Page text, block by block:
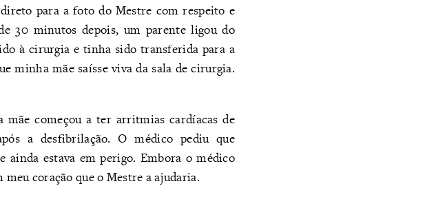
para a foto do Mestre com respeito e
30 minutos depois, um parente ligou do
à cirurgia e tinha sido transferida para a
minha mãe saísse viva da sala de cirurgia.
começou a ter arritmias cardíacas de
a desfibrilação. O médico pediu que
ainda estava em perigo. Embora o médico
coração que o Mestre a ajudaria.